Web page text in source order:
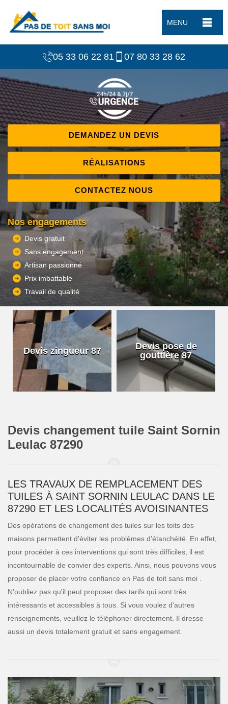
MENU
05 33 06 22 81 07 80 33 28 62
DEMANDEZ UN DEVIS
RÉALISATIONS
CONTACTEZ NOUS
Nos engagements
Devis gratuit
Sans engagement
Artisan passionné
Prix imbattable
Travail de qualité
Devis zingueur 87
Devis pose de
gouttière 87
Devis changement tuile Saint Sornin
Leulac 87290
LES TRAVAUX DE REMPLACEMENT DES
TUILES À SAINT SORNIN LEULAC DANS LE
87290 ET LES LOCALITÉS AVOISINANTES
Des opérations de changement des tuiles sur les toits des
maisons permettent d'éviter les problèmes d'étanchéité. En effet,
pour procéder à ces interventions qui sont très difficiles, il est
incontournable de convier des experts. Ainsi, nous pouvons vous
proposer de placer votre confiance en Pas de toit sans moi .
N'oubliez pas qu'il peut proposer des tarifs qui sont très
intéressants et accessibles à tous. Si vous voulez d'autres
renseignements, veuillez le téléphoner directement. Il dresse
aussi un devis totalement gratuit et sans engagement.